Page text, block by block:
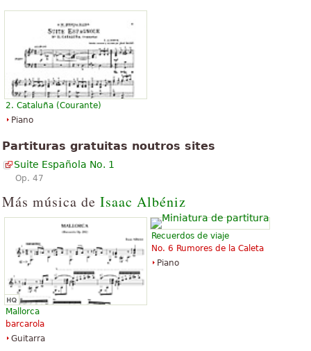
2. Cataluña (Courante)
Piano
Partituras gratuitas noutros sites
Suite Española No. 1
Op. 47
Más música de Isaac Albéniz
Mallorca
barcarola
Guitarra
Recuerdos de viaje
No. 6 Rumores de la Caleta
Piano